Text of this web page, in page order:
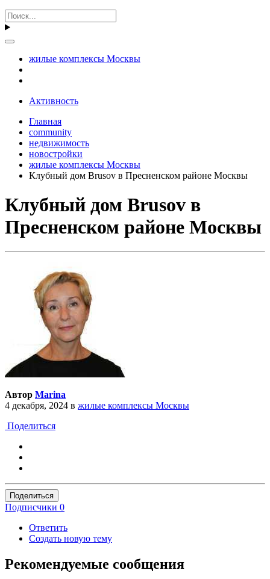
жилые комплексы Москвы
Активность
Главная
community
недвижимость
новостройки
жилые комплексы Москвы
Клубный дом Brusov в Пресненском районе Москвы
Клубный дом Brusov в
Пресненском районе Москвы
Автор Marina
4 декабря, 2024 в жилые комплексы Москвы
Поделиться
Поделиться
Подписчики 0
Ответить
Создать новую тему
Рекомендуемые сообщения